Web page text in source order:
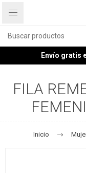
Envío gratis
FILA
Inicio